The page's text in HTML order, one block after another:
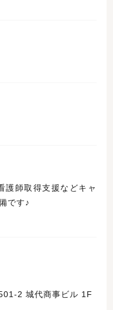
護師取得支援などキャ
です♪
2 城代商事ビル 1F